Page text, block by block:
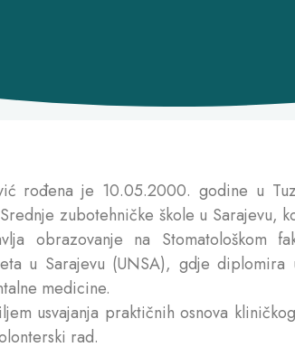
rođena je 10.05.2000. godine u
zubotehničke škole u Sarajevu,
obrazovanje na Stomatološkom
u Sarajevu (UNSA), gdje
medicine.
usvajanja praktičnih osnova
rad.